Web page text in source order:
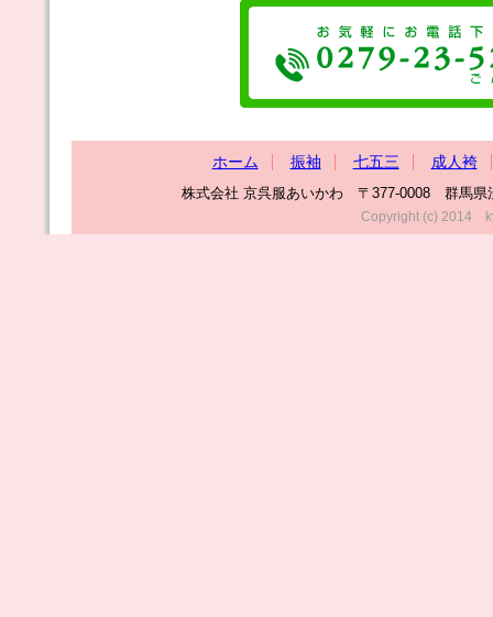
ホーム 振袖 七五三
成人袴
株式会社 京呉服あいかわ 〒377-0008 群馬県
Copyright (c) 2014